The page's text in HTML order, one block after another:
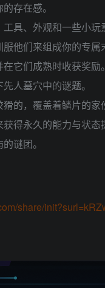
存在感。
具、外观和一些小玩
他们来组成你的专属
它们成熟时收获奖励。
人墓穴中的谜题。
的，覆盖着鳞片的家
得永久的能力与状态
谜团。
share/